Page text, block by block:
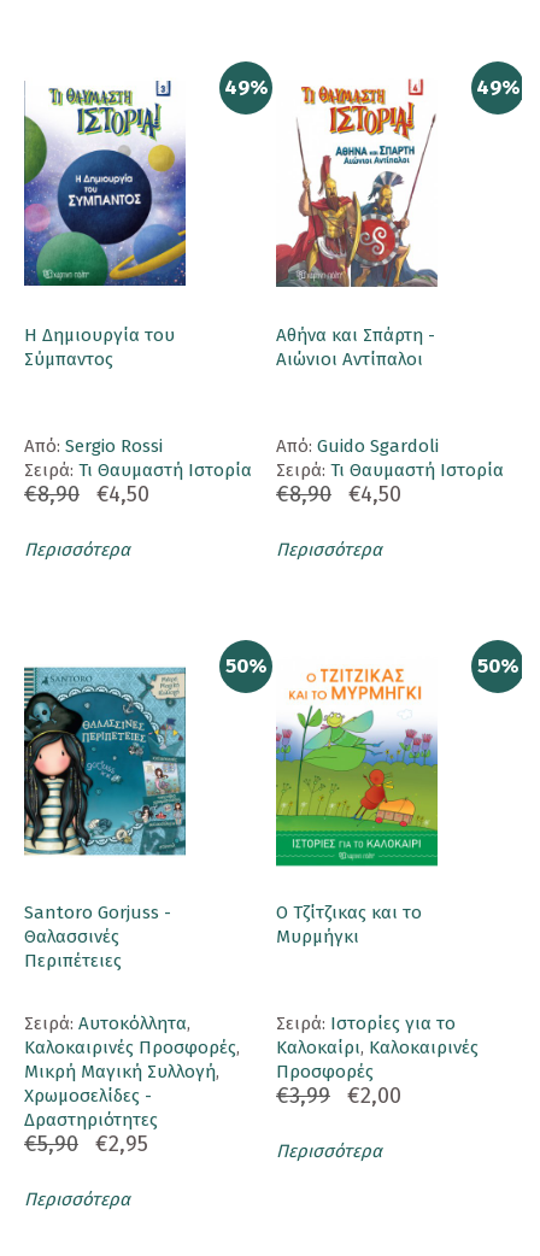
49%
Η Δημιουργία του
Σύμπαντος
Aπό: Sergio Rossi
Σειρά: Τι Θαυμαστή Ιστορία
€8,90 €4,50
Περισσότερα
49%
Αθήνα και Σπάρτη -
Αιώνιοι Αντίπαλοι
Aπό: Guido Sgardoli
Σειρά: Τι Θαυμαστή Ιστορία
€8,90 €4,50
Περισσότερα
50%
Santoro Gorjuss -
Θαλασσινές
Περιπέτειες
Σειρά: Αυτοκόλλητα,
Καλοκαιρινές Προσφορές,
Μικρή Μαγική Συλλογή,
Χρωμοσελίδες -
Δραστηριότητες
€5,90 €2,95
Περισσότερα
50%
Ο Τζίτζικας και το
Μυρμήγκι
Σειρά: Ιστορίες για το
Καλοκαίρι, Καλοκαιρινές
Προσφορές
€3,99 €2,00
Περισσότερα